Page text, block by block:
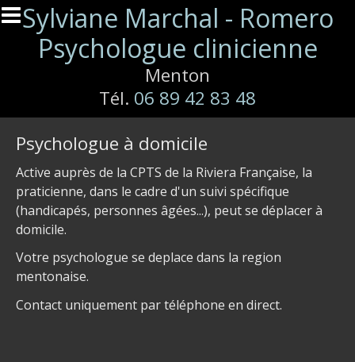
Aller au contenu principal
Sylviane Marchal - Romero
Psychologue clinicienne
Menton
Tél. 06 89 42 83 48
Psychologue à domicile
Active auprès de la CPTS de la Riviera Française, la
praticienne, dans le cadre d'un suivi spécifique
(handicapés, personnes âgées...), peut se déplacer à
domicile.
Votre psychologue se deplace dans la region
mentonaise.
Contact uniquement par téléphone en direct.